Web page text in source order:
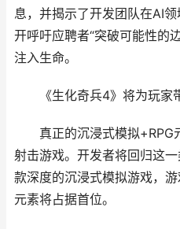
息，并揭示了开发团队在AI
开呼吁应聘者“突破可能性的
注入生命。
《生化奇兵4》将为玩家带
真正的沉浸式模拟+RPG
射击游戏。开发者将回归这
款深度的沉浸式模拟游戏，
元素将占据首位。